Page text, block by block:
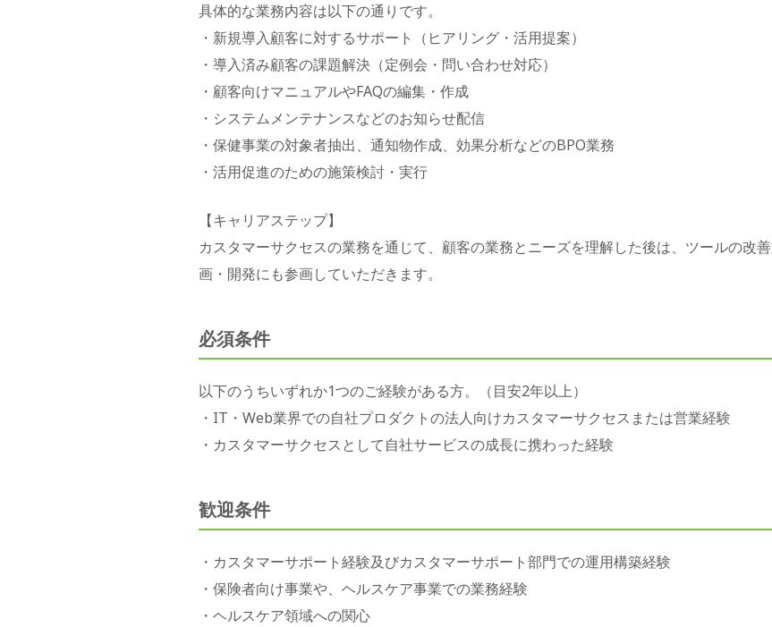
具体的な業務内容は以下の通りです。
・新規導入顧客に対するサポート（ヒアリング・活用提案）
・導入済み顧客の課題解決（定例会・問い合わせ対応）
・顧客向けマニュアルやFAQの編集・作成
・システムメンテナンスなどのお知らせ配信
・保健事業の対象者抽出、通知物作成、効果分析などのBPO業務
・活用促進のための施策検討・実行
【キャリアステップ】
カスタマーサクセスの業務を通じて、顧客の業務とニーズを理解した後は、ツールの改
画・開発にも参画していただきます。
必須条件
以下のうちいずれか1つのご経験がある方。（目安2年以上）
・IT・Web業界での自社プロダクトの法人向けカスタマーサクセスまたは営業経験
・カスタマーサクセスとして自社サービスの成長に携わった経験
歓迎条件
・カスタマーサポート経験及びカスタマーサポート部門での運用構築経験
・保険者向け事業や、ヘルスケア事業での業務経験
・ヘルスケア領域への関心